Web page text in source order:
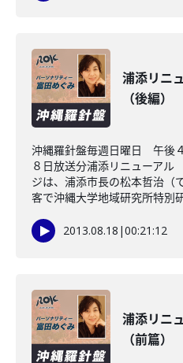
浦添リニ
（後編）
沖縄羅針盤毎週日曜日 午後
８日放送分浦添リニューア
ジは、浦添市長の松本哲治（
客で沖縄大学地域研究所特別
2013.08.18 |00:21:12
浦添リニ
（前篇）